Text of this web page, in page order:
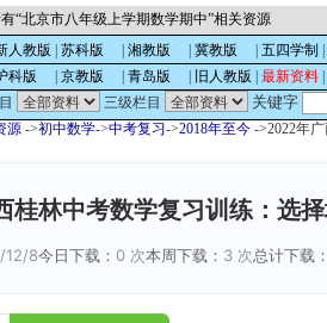
“北京市八年级上学期数学期中”相关资源
人教版 苏科版 湘教版 冀教版 五四学制
科版 京教版 青岛版 旧人教版 最新资料
三级栏目 关键字
源 ->初中数学->中考复习 ->2018年至今 ->2022年
桂林中考数学复习训练：选
12/8今日下载： 0 次本周下载： 3 次总计下载：